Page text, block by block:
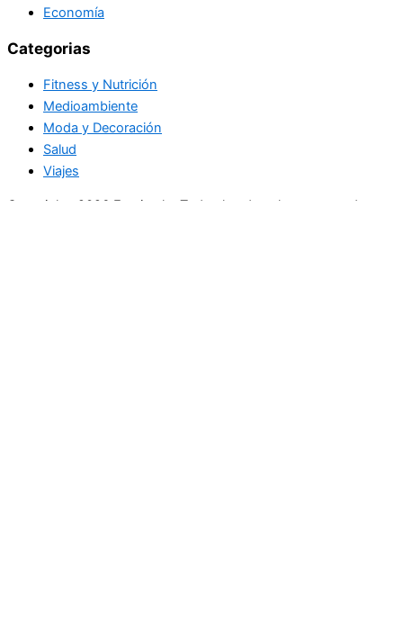
Economía
Categorias
Fitness y Nutrición
Medioambiente
Moda y Decoración
Salud
Viajes
Copyright+2026 En circulo. Todos los derechos reservados